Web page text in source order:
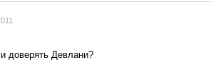
доверять Девлани?